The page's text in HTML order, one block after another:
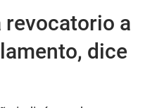
revocatorio a
dice